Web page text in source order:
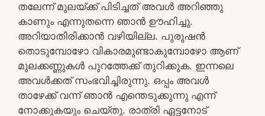
തലേന്ന് മുലയ്ക്ക് പിടിച്ചത് അവള്‍ അറിഞ്ഞു
കാണും എന്നുതന്നെ ഞാന്‍ ഊഹിച്ചു.
അറിയാതിരിക്കാന്‍ വഴിയില്ല. പുരുഷന്‍
തൊടുമ്പോഴോ വികാരമുണ്ടാകുമ്പോഴോ ആണ്
മുലക്കണ്ണുകള്‍ പുറത്തേക്ക് തുറിക്കുക. ഇന്നലെ
അവള്‍ക്കത് സംഭവിച്ചിരുന്നു. ഒപ്പം അവള്‍
താഴേക്ക് വന്ന് ഞാന്‍ എന്തെടുക്കുന്നു എന്ന്
നോക്കുകയും ചെയ്തു. രാത്രി ഏട്ടനോട്